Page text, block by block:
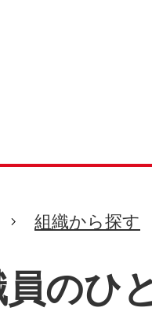
組織から探す
のひ